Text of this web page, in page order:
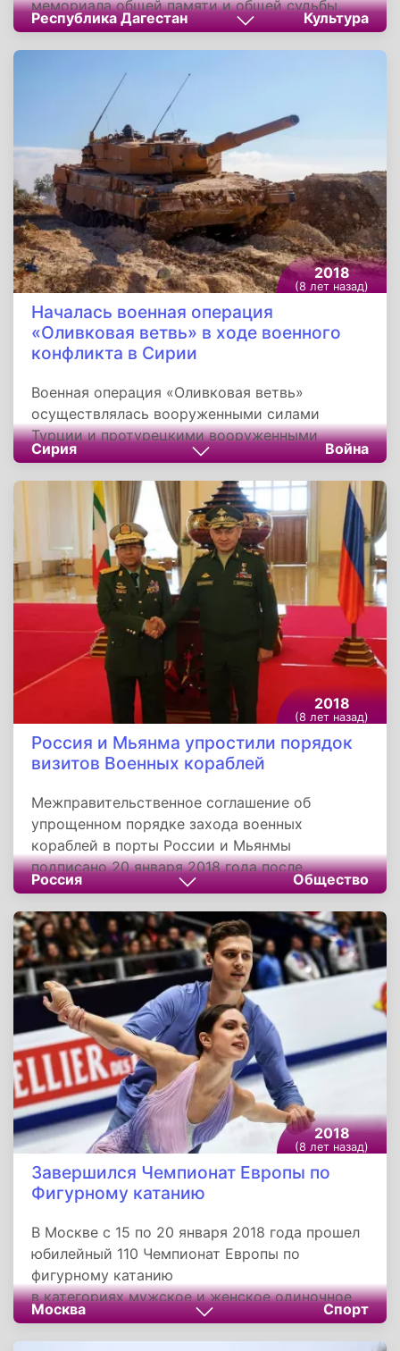
мемориала общей памяти и общей судьбы,
возведенного на склоне одноименной горы
близ села Ашильта. В мероприятии принял
участие Муфтий Республики шейх Ахмад
Абдулаев. Он поздравил жителей республики с
открытием прекрасного сооружения, который
послужит историческим памятником и
напоминанием о временах Кавказской войны.
Республика Дагестан Культура
2018
(8 лет назад)
Началась военная операция
«Оливковая ветвь» в ходе военного
конфликта в Сирии
Военная операция «Оливковая ветвь»
осуществлялась вооруженными силами
Турции и протурецкими вооруженными
формированиями сирийской оппозиции -
Свободная сирийская армия, на севере
Сирийской Арабской Республики.
Официальное объявление о начале операции
было сделано генштабом вооруженных сил
Турции 20 января 2018 года.
Сирия Война
2018
(8 лет назад)
Россия и Мьянма упростили порядок
визитов Военных кораблей
Межправительственное соглашение об
упрощенном порядке захода военных
кораблей в порты России и Мьянмы
подписано 20 января 2018 года после
переговоров министра обороны РФ генерала
армии Сергея Шойгу с главнокомандующим
Вооруженными силами Республики Союз
Мьянма старшим генералом Мин Аунг
Хлайном.
Россия Общество
2018
(8 лет назад)
Завершился Чемпионат Европы по
Фигурному катанию
В Москве с 15 по 20 января 2018 года прошел
юбилейный 110 Чемпионат Европы по
фигурному катанию
в категориях мужское и женское одиночное
катание, парное фигурное катание и танцы на
льду. Москва принимала чемпионат Европы по
Москва Спорт